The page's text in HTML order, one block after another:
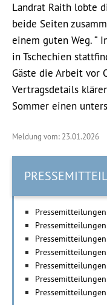
Landrat Raith lobte
beide Seiten
einem guten Weg. “
in Tschechien
Gäste die Arbeit vor
Vertragsdetails
Sommer einen
Meldung vom: 23.01.2026